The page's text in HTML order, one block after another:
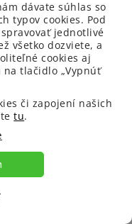
dávate súhlas so
typov cookies. Pod
jednotlivé
všetko dozviete, a
cookies aj
tlačidlo „Vypnúť
či zapojení našich
tu.